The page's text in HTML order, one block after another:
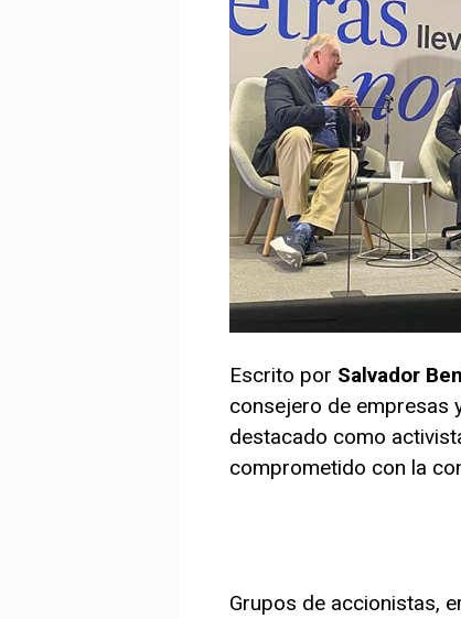
Escrito por Salvador
consejero de empresas
destacado como
comprometido con la
Grupos de accionistas,